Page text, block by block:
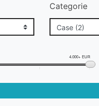
Categorie
4.000+ EUR